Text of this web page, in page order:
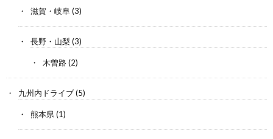
滋賀・岐阜(3)
長野・山梨(3)
木曽路(2)
九州内ドライブ(5)
熊本県(1)